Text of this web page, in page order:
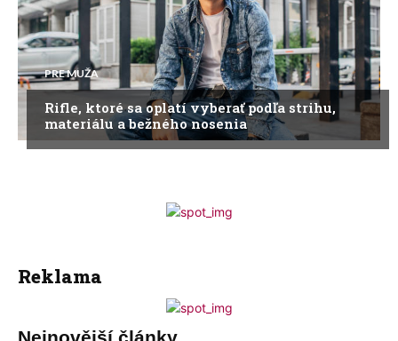
PRE MUŽA
Rifle, ktoré sa oplatí vyberať podľa strihu,
materiálu a bežného nosenia
Reklama
Nejnovější články